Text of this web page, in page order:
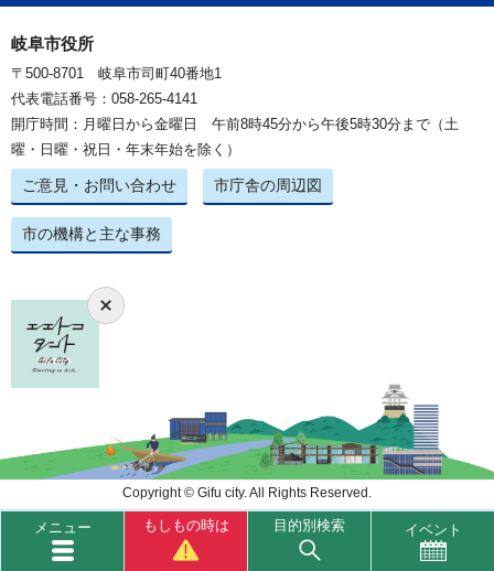
メニュー もしもの時は 目的別検索 イベント
岐阜市役所
〒500-8701 岐阜市司町40番地1
代表電話番号：058-265-4141
開庁時間：月曜日から金曜日 午前8時45分から午後5時30分まで（土
曜・日曜・祝日・年末年始を除く）
ご意見・お問い合わせ 市庁舎の周辺図
市の機構と主な事務
Copyright © Gifu city. All Rights Reserved.